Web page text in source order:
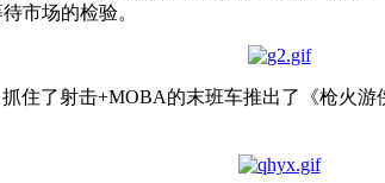
市场的检验。
住了射击+MOBA的末班车推出了《枪火